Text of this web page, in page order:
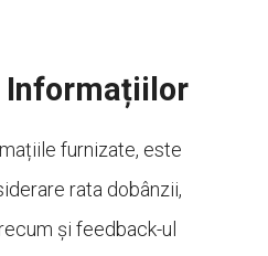
Informațiilor
furnizate, este
rata dobânzii,
și feedback-ul